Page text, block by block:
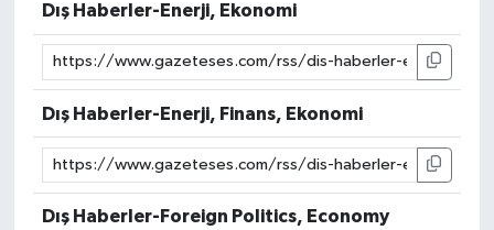
Dış Haberler-Enerji, Ekonomi
Dış Haberler-Enerji, Finans, Ekonomi
Dış Haberler-Foreign Politics, Economy